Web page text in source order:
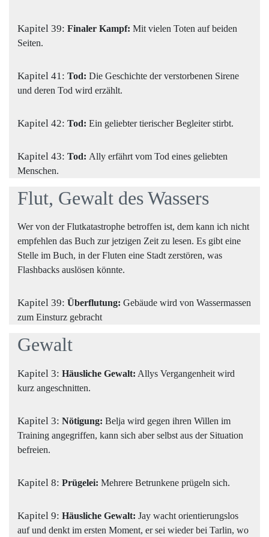
Kapitel 39: Finaler Kampf: Mit vielen Toten auf beiden
Seiten.
Kapitel 41: Tod: Die Geschichte der verstorbenen Sirene
und deren Tod wird erzählt.
Kapitel 42: Tod: Ein geliebter tierischer Begleiter stirbt.
Kapitel 43: Tod: Ally erfährt vom Tod eines geliebten
Menschen.
Flut, Gewalt des Wassers
Wer von der Flutkatastrophe betroffen ist, dem kann ich nicht
empfehlen das Buch zur jetzigen Zeit zu lesen. Es gibt eine
Stelle im Buch, in der Fluten eine Stadt zerstören, was
Flashbacks auslösen könnte.
Kapitel 39: Überflutung: Gebäude wird von Wassermassen
zum Einsturz gebracht
Gewalt
Kapitel 3: Häusliche Gewalt: Allys Vergangenheit wird
kurz angeschnitten.
Kapitel 3: Nötigung: Belja wird gegen ihren Willen im
Training angegriffen, kann sich aber selbst aus der Situation
befreien.
Kapitel 8: Prügelei: Mehrere Betrunkene prügeln sich.
Kapitel 9: Häusliche Gewalt: Jay wacht orientierungslos
auf und denkt im ersten Moment, er sei wieder bei Tarlin, wo